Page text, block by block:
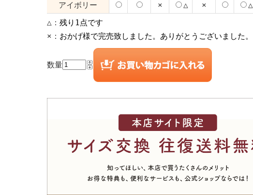
アイボリー
× △ ×
△
△： 残り1点です
×： おかげ様で完売致しました。ありがとうございました。
数量